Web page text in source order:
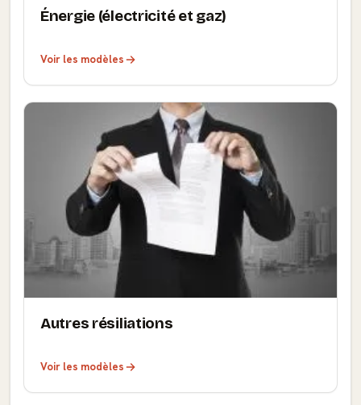
Énergie (électricité et gaz)
Voir les modèles
Autres résiliations
Voir les modèles